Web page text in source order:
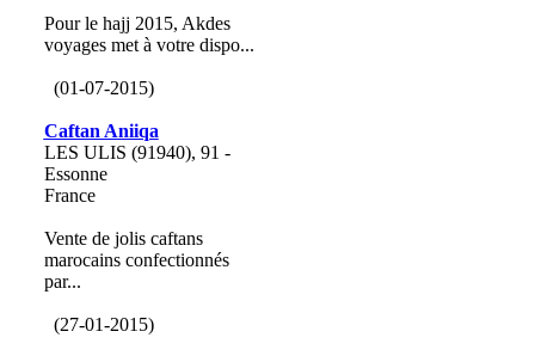
Pour le hajj 2015, Akdes
voyages met à votre dispo...
(01-07-2015)
Caftan Aniiqa
LES ULIS (91940), 91 -
Essonne
France
Vente de jolis caftans
marocains confectionnés
par...
(27-01-2015)